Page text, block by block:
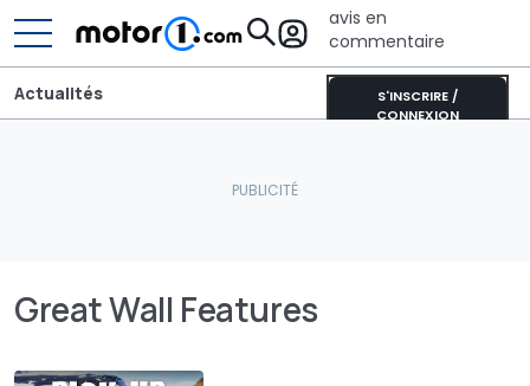
avis en
commentaire
S'INSCRIRE /
CONNEXION
Actualités
Great Wall Features